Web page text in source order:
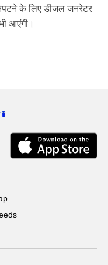
के लिए डीजल जनरेटर
आएंगी।